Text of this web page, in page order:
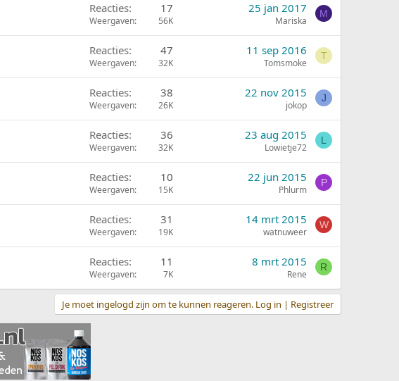
Reacties 17
Weergaven 56K
25 jan 2017
Mariska
M
Reacties 47
Weergaven 32K
11 sep 2016
Tomsmoke
T
Reacties 38
Weergaven 26K
22 nov 2015
jokop
J
Reacties 36
Weergaven 32K
23 aug 2015
Lowietje72
L
Reacties 10
Weergaven 15K
22 jun 2015
Phlurm
P
Reacties 31
Weergaven 19K
14 mrt 2015
watnuweer
W
Reacties 11
Weergaven 7K
8 mrt 2015
Rene
R
Je moet ingelogd zijn om te kunnen reageren. Log in | Registreer